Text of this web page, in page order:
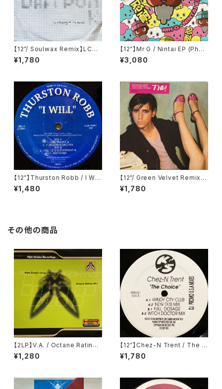
【12”/ Soulwax Remix】LCD
Soundsystem / Daft Punk I
s Playing At My House (DF
¥1,780
【12”】Mr G / Nintai EP (Phoe
nix G.) (PG077)
¥3,080
【12”】Thurston Robb / I Will
(Acacia Records) (AR021)
¥1,480
【12”/ Green Velvet Remix】
Tiga / Shoes (Different) (D
IFB 1216T)
¥1,780
その他の商品
【2LP】V.A. / Octane Rating
98.1 (High Octane Recordi
ngs) (HOR 001)
¥1,280
【12”】Chez-N Trent / The C
hoice (KMS) (KMS 051)
¥1,780